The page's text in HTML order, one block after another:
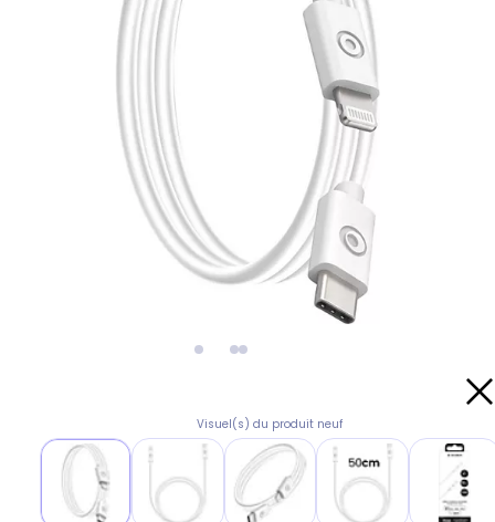
Visuel(s) du produit neuf